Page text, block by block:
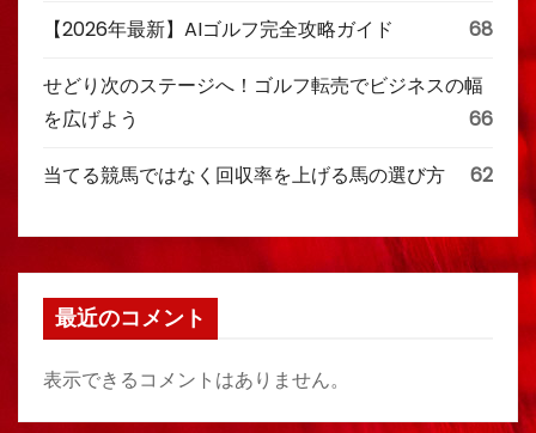
【2026年最新】AIゴルフ完全攻略ガイド 68
せどり次のステージへ！ゴルフ転売でビジネスの幅
を広げよう
66
当てる競馬ではなく回収率を上げる馬の選び方 62
最近のコメント
表示できるコメントはありません。